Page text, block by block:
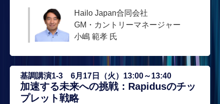
Hailo Japan合同会社
GM・カントリーマネージャー
小嶋 範孝 氏
基調講演1-3 6月17日（火）13:00～13:40
加速する未来への挑戦：Rapidusのチッ
プレット戦略